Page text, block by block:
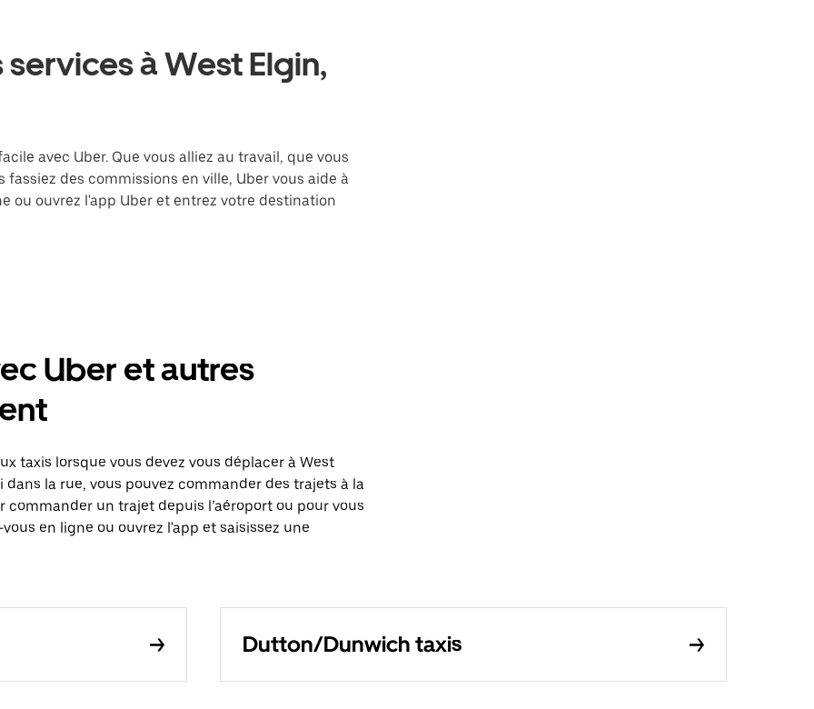
à West Elgin,
avec Uber. Que vous alliez au travail, que vous
des commissions en ville, Uber vous aide à
ou ouvrez l'app Uber et entrez votre destination
Uber et autres
taxis lorsque vous devez vous déplacer à West
la rue, vous pouvez commander des trajets à la
commander un trajet depuis l’aéroport ou pour vous
en ligne ou ouvrez l'app et saisissez une
Dutton/Dunwich taxis